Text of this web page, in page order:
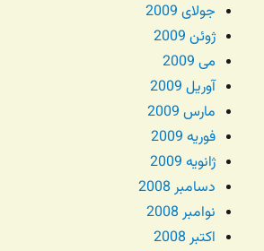
جولای 2009
ژوئن 2009
می 2009
آوریل 2009
مارس 2009
فوریه 2009
ژانویه 2009
دسامبر 2008
نوامبر 2008
اکتبر 2008